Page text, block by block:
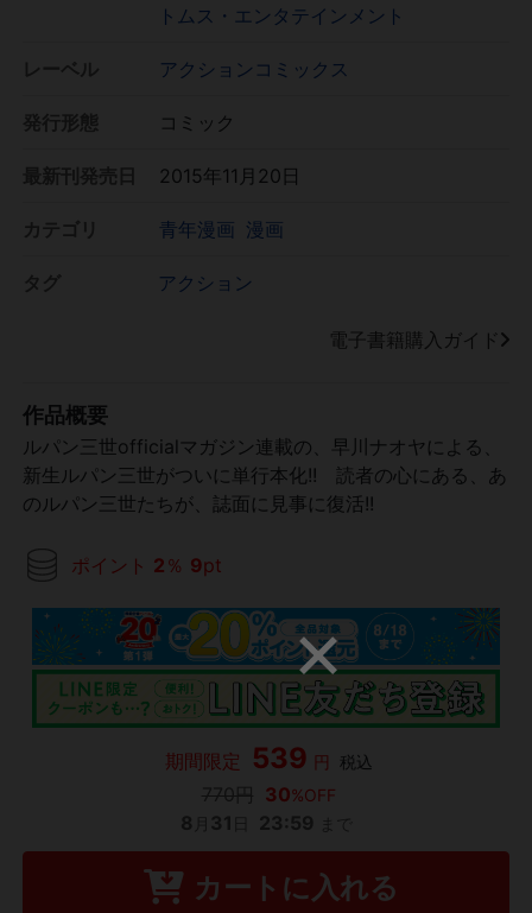
トムス・エンタテインメント
アクションコミックス
コミック
2015年11月20日
青年漫画 漫画
アクション
電子書籍購入ガイド
作品概要
ルパン三世officialマガジン連載の、早川ナオヤによる、
新生ルパン三世がついに単行本化!! 読者の心にある、あ
のルパン三世たちが、誌面に見事に復活!!
ポイント 2 ％ 9pt
期間限定 539 円 税込
30%OFF
カートに入れる